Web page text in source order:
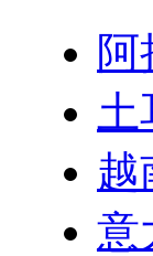
越
意